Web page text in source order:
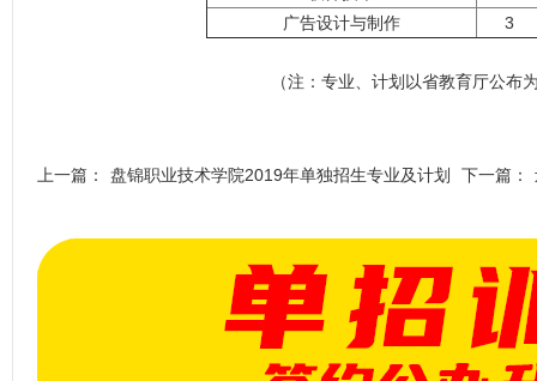
广告设计与制作
3
（注：专业、计划以省教育厅公布
上一篇： 盘锦职业技术学院2019年单独招生专业及计划 下一篇：